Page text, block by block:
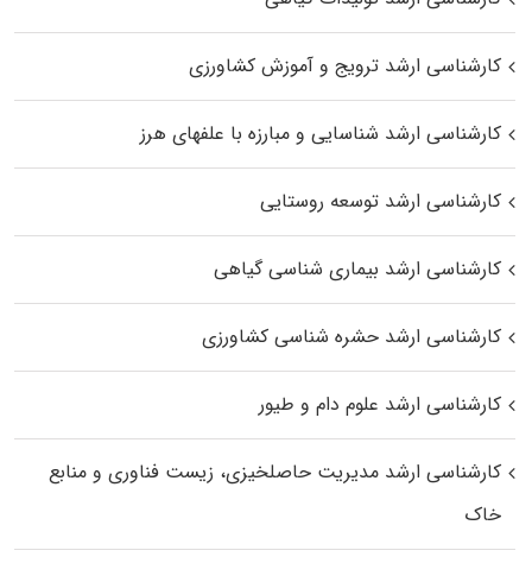
کارشناسی ارشد ترویج و آموزش کشاورزی
کارشناسی ارشد شناسایی و مبارزه با علفهای هرز
کارشناسی ارشد توسعه روستایی
کارشناسی ارشد بیماری‌ شناسی گیاهی
کارشناسی ارشد حشره‌ شناسی کشاورزی
کارشناسی ارشد علوم دام و طیور
کارشناسی ارشد مدیریت حاصلخیزی، زیست فناوری و منابع
خاک